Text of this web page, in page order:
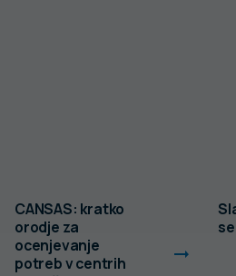
CANSAS: kratko
orodje za
ocenjevanje
potreb v centrih